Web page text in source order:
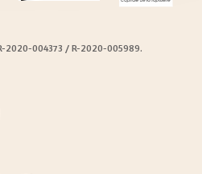
2020-004373 / R-2020-005989.